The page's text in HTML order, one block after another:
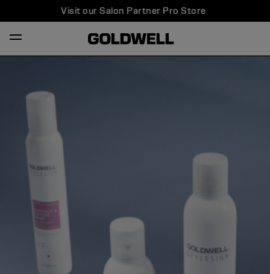
Visit our Salon Partner Pro Store